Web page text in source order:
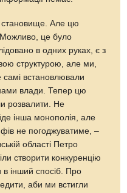
становище. Але цю
це було
в одних руках, є з
структурою, але ми,
самі встановлювали
влади. Тепер цю
розвалити. Не
інша монополія, але
не погоджуватиме, –
області Петро
створити конкуренцію
інший спосіб. Про
аби ми встигли